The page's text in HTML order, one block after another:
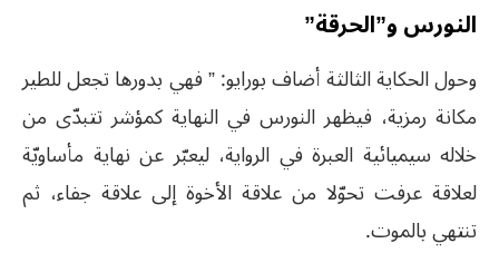
النورس و”الحرقة”
وحول الحكاية الثالثة أضاف بورايو: ” فهي بدورها تجعل للطير
مكانة رمزية، فيظهر النورس في النهاية كمؤشر تتبدّى من
خلاله سيميائية العبرة في الرواية، ليعبّر عن نهاية مأساويّة
لعلاقة عرفت تحوّلا من علاقة الأخوة إلى علاقة جفاء، ثم
تنتهي بالموت.